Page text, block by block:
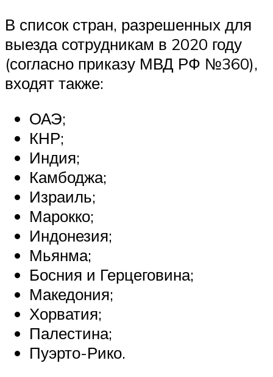
В список стран, разрешенных для
выезда сотрудникам в 2020 году
(согласно приказу МВД РФ №360),
входят также:
ОАЭ;
КНР;
Индия;
Камбоджа;
Израиль;
Марокко;
Индонезия;
Мьянма;
Босния и Герцеговина;
Македония;
Хорватия;
Палестина;
Пуэрто-Рико.